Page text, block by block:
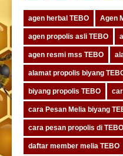
agen herbal TEBO Agen
agen propolis asli TEBO
agen resmi mss TEBO
alamat propolis biyang
biyang propolis TEBO
cara Pesan Melia biyang
cara pesan propolis di TEBO
daftar member melia TEBO